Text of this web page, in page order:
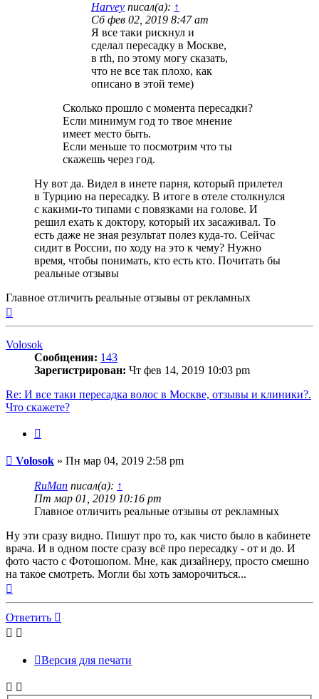
Harvey писал(а): ↑
Сб фев 02, 2019 8:47 am
Я все таки рискнул и
сделал пересадку в Москве,
в rth, по этому могу сказать,
что не все так плохо, как
описано в этой теме)
Сколько прошло с момента пересадки?
Если минимум год то твое мнение
имеет место быть.
Если меньше то посмотрим что ты
скажешь через год.
Ну вот да. Видел в инете парня, который прилетел
в Турцию на пересадку. В итоге в отеле столкнулся
с какими-то типами с повязками на голове. И
решил ехать к доктору, который их засаживал. То
есть даже не зная результат полез куда-то. Сейчас
сидит в России, по ходу на это к чему? Нужно
время, чтобы понимать, кто есть кто. Почитать бы
реальные отзывы
Главное отличить реальные отзывы от рекламных
Volosok
Сообщения: 143
Зарегистрирован: Чт фев 14, 2019 10:03 pm
Re: И все таки пересадка волос в Москве, отзывы и клиники?.
Что скажете?
Сообщение
Volosok » Пн мар 04, 2019 2:58 pm
RuMan писал(а): ↑
Пт мар 01, 2019 10:16 pm
Главное отличить реальные отзывы от рекламных
Ну эти сразу видно. Пишут про то, как чисто было в кабинете
врача. И в одном посте сразу всё про пересадку - от и до. И
фото часто с Фотошопом. Мне, как дизайнеру, просто смешно
на такое смотреть. Могли бы хоть заморочиться...
началу
Ответить
Версия для печати